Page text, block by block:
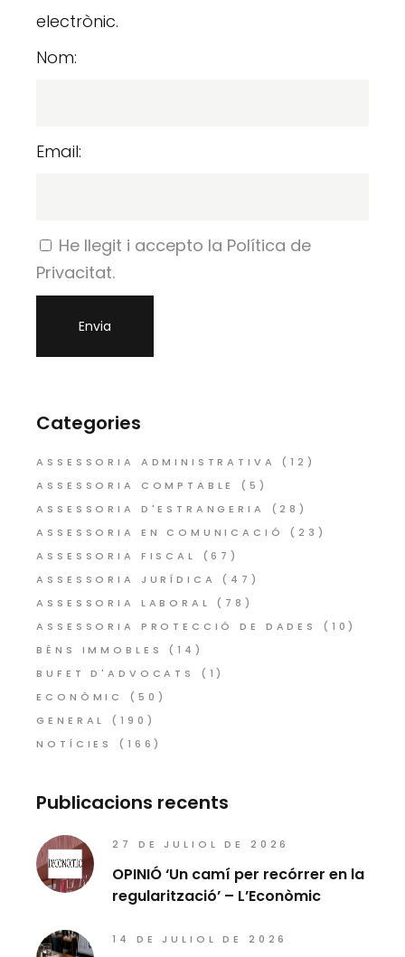
electrònic.
Nom:
Email:
He llegit i accepto la Política de
Privacitat.
Categories
ASSESSORIA ADMINISTRATIVA
(12)
ASSESSORIA COMPTABLE
(5)
ASSESSORIA D'ESTRANGERIA
(28)
ASSESSORIA EN COMUNICACIÓ
(23)
ASSESSORIA FISCAL
(67)
ASSESSORIA JURÍDICA
(47)
ASSESSORIA LABORAL
(78)
ASSESSORIA PROTECCIÓ DE DADES
(10)
BÉNS IMMOBLES
(14)
BUFET D'ADVOCATS
(1)
ECONÒMIC
(50)
GENERAL
(190)
NOTÍCIES
(166)
Publicacions recents
27 DE JULIOL DE 2026
OPINIÓ ‘Un camí per recórrer en la
regularització’ – L’Econòmic
14 DE JULIOL DE 2026